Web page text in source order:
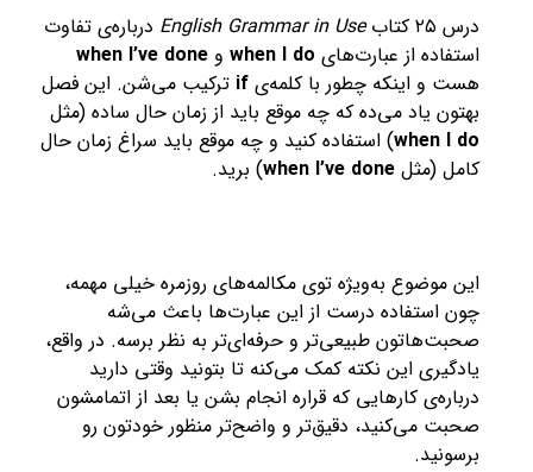
درس ۲۵ کتاب English Grammar in Use درباره‌ی تفاوت
استفاده از عبارت‌های when I do و when I’ve done
هست و اینکه چطور با کلمه‌ی if ترکیب می‌شن. این فصل
بهتون یاد می‌ده که چه موقع باید از زمان حال ساده (مثل
when I do) استفاده کنید و چه موقع باید سراغ زمان حال
کامل (مثل when I’ve done) برید.
این موضوع به‌ویژه توی مکالمه‌های روزمره خیلی مهمه،
چون استفاده درست از این عبارت‌ها باعث می‌شه
صحبت‌هاتون طبیعی‌تر و حرفه‌ای‌تر به نظر برسه. در واقع،
یادگیری این نکته کمک می‌کنه تا بتونید وقتی دارید
درباره‌ی کارهایی که قراره انجام بشن یا بعد از اتمامشون
صحبت می‌کنید، دقیق‌تر و واضح‌تر منظور خودتون رو
برسونید.